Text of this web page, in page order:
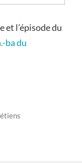
et l’épisode du
ba du